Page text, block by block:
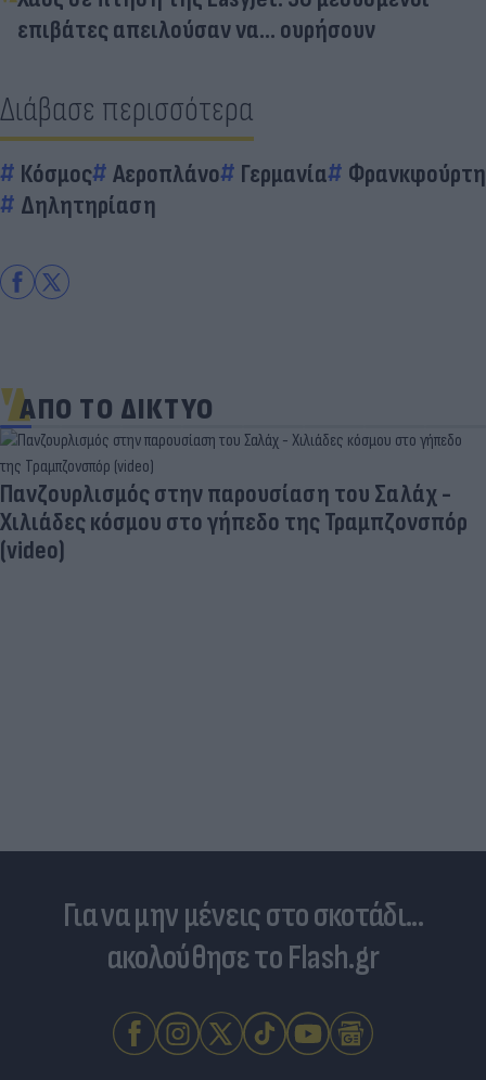
επιβάτες απειλούσαν να... ουρήσουν
Διάβασε περισσότερα
Κόσμος Αεροπλάνο Γερμανία
Φρανκφούρτη
Δηλητηρίαση
ΑΠΟ ΤΟ ΔΙΚΤΥΟ
Πανζουρλισμός στην παρουσίαση του Σαλάχ -
Χιλιάδες κόσμου στο γήπεδο της Τραμπζονσπόρ
(video)
Για να μην μένεις στο σκοτάδι...
ακολούθησε το Flash.gr